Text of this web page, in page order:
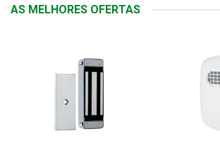
AS MELHORES OFERTAS